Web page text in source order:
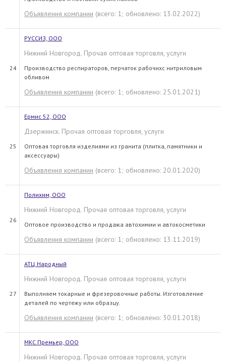
Объявления компании (всего: 1; обновлено: 13.02.2022)
24
РУССИЗ, ООО
Нижний Новгород. Прочая оптовая торговля, услуги
Производство респираторов, перчаток рабочихс нитриловым
обливом
Объявления компании (всего: 1; обновлено: 25.01.2021)
25
Ермис 52, OOO
Дзержинск. Прочая оптовая торговля, услуги
Оптовая торговля изделиями из гранита (плитка, памятники и
аксессуары)
Объявления компании (всего: 1; обновлено: 20.01.2020)
26
Полихим, ООО
Нижний Новгород. Прочая оптовая торговля, услуги
Оптовое производство и продажа автохимии и автокосметики
Объявления компании (всего: 1; обновлено: 13.11.2019)
27
АТЦ Народный
Нижний Новгород. Прочая оптовая торговля, услуги
Выполняем токарные и фрезеровочные работы. Изготовление
деталей по чертежу или образцу.
Объявления компании (всего: 1; обновлено: 30.01.2018)
МКС Премьер, ООО
Нижний Новгород. Прочая оптовая торговля, услуги